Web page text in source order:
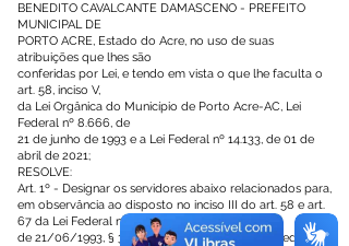
BENEDITO CAVALCANTE DAMASCENO - PREFEITO
MUNICIPAL DE
PORTO ACRE, Estado do Acre, no uso de suas
atribuições que lhes são
conferidas por Lei, e tendo em vista o que lhe faculta o
art. 58, inciso V,
da Lei Orgânica do Município de Porto Acre-AC, Lei
Federal nº 8.666, de
21 de junho de 1993 e a Lei Federal nº 14.133, de 01 de
abril de 2021;
RESOLVE:
Art. 1º - Designar os servidores abaixo relacionados para,
em observância ao disposto no inciso III do art. 58 e art.
67 da Lei Federal nº 8.666,
de 21/06/1993, § 3º do art. 7º e art. 117, da Lei Federal nº